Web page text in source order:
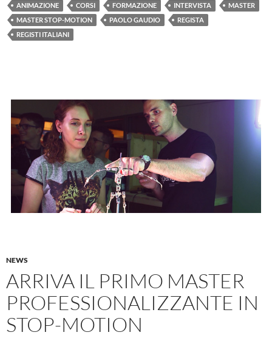
ANIMAZIONE CORSI FORMAZIONE INTERVISTA
MASTER
MASTER STOP-MOTION
PAOLO GAUDIO
REGISTA
REGISTI ITALIANI
NEWS
ARRIVA IL PRIMO MASTER
PROFESSIONALIZZANTE IN
STOP-MOTION